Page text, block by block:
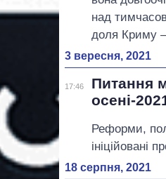
над
доля Криму –
3 вересня, 2021
17:46
Питання
осені-
Реформи,
ініційовані
18 серпня, 2021